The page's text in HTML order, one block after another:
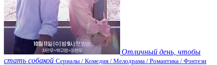
Отличный день, чтобы
стать собакой Сериалы / Комедия / Мелодрама / Романтика / Фэнтези